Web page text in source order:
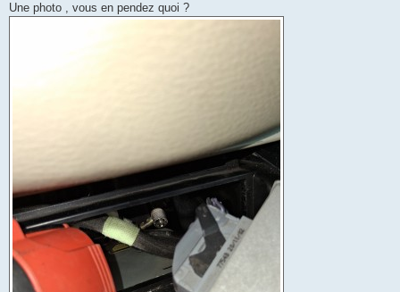
Une photo , vous en pendez quoi ?